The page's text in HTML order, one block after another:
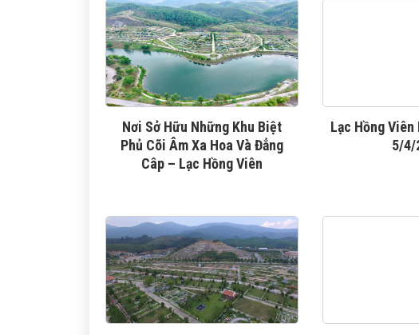
Nơi Sở Hữu Những Khu Biệt
Phủ Cõi Âm Xa Hoa Và Đẳng
Câp – Lạc Hồng Viên
Lạc Hồng Viên
5/4/